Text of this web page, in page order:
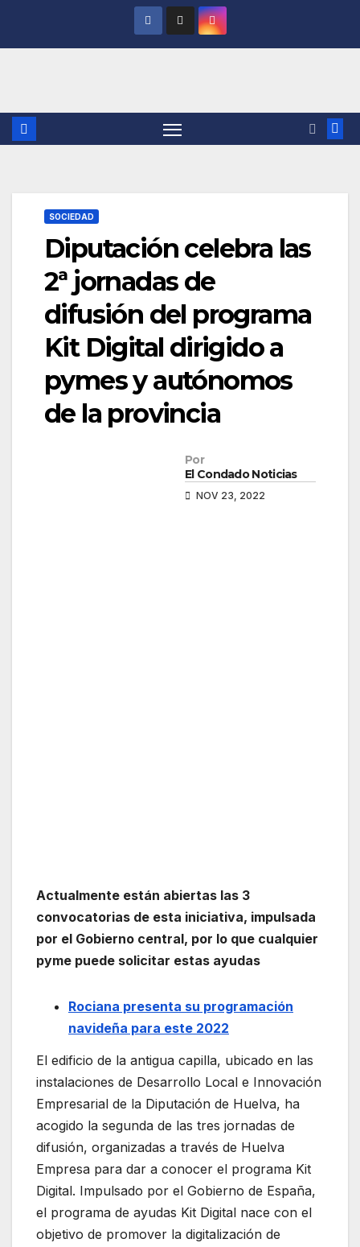
SOCIEDAD
Diputación celebra las
2ª jornadas de
difusión del programa
Kit Digital dirigido a
pymes y autónomos
de la provincia
Por
El Condado Noticias
NOV 23, 2022
Actualmente están abiertas las 3
convocatorias de esta iniciativa, impulsada
por el Gobierno central, por lo que cualquier
pyme puede solicitar estas ayudas
Rociana presenta su programación
navideña para este 2022
El edificio de la antigua capilla, ubicado en las
instalaciones de Desarrollo Local e Innovación
Empresarial de la Diputación de Huelva, ha
acogido la segunda de las tres jornadas de
difusión, organizadas a través de Huelva
Empresa para dar a conocer el programa Kit
Digital. Impulsado por el Gobierno de España,
el programa de ayudas Kit Digital nace con el
objetivo de promover la digitalización de